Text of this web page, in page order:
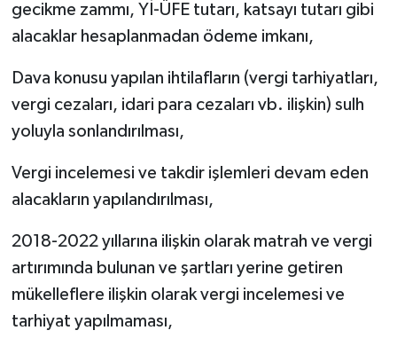
gecikme zammı, Yİ-ÜFE tutarı, katsayı tutarı gibi
alacaklar hesaplanmadan ödeme imkanı,
Dava konusu yapılan ihtilafların (vergi tarhiyatları,
vergi cezaları, idari para cezaları vb. ilişkin) sulh
yoluyla sonlandırılması,
Vergi incelemesi ve takdir işlemleri devam eden
alacakların yapılandırılması,
2018-2022 yıllarına ilişkin olarak matrah ve vergi
artırımında bulunan ve şartları yerine getiren
mükelleflere ilişkin olarak vergi incelemesi ve
tarhiyat yapılmaması,